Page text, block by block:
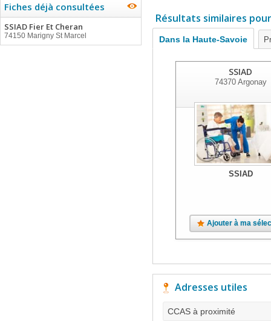
Fiches déjà consultées
SSIAD Fier Et Cheran
74150 Marigny St Marcel
Résultats similaires
Dans la Haute-Savoie
SSIAD
74370Argonay
SSIAD
Ajouter à ma
Adresses utiles
CCAS à proximité